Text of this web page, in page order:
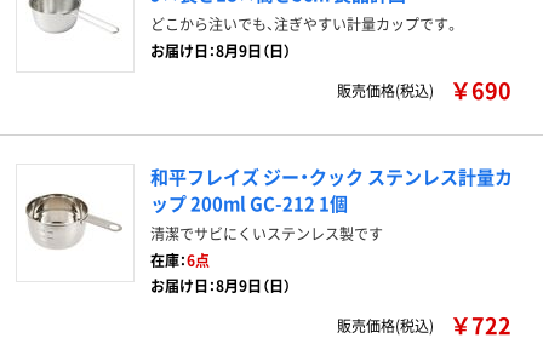
どこから注いでも、注ぎやすい計量カップです。
お届け日：8月9日（日）
販売価格(税込)
￥690
和平フレイズ ジー・クック ステンレス計量カ
ップ 200ml GC-212 1個
清潔でサビにくいステンレス製です
在庫：6点
お届け日：8月9日（日）
販売価格(税込)
￥722